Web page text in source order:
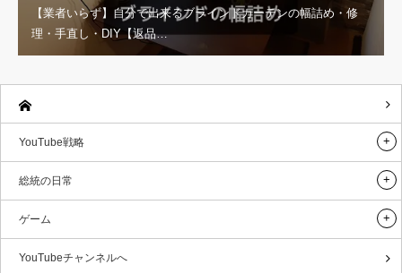
【業者いらず】自分で出来るブラインドカーテンの幅詰め・修
理・手直し・DIY【返品…
YouTube戦略
総統の日常
ゲーム
YouTubeチャンネルへ